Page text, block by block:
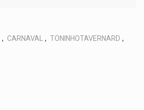
, CARNAVAL , TONINHOTAVERNARD ,